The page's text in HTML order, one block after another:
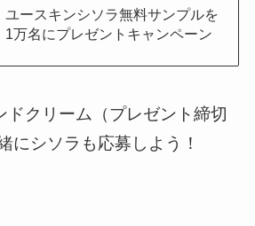
ユースキンシソラ無料サンプルを
1万名にプレゼントキャンペーン
ドクリーム（プレゼント締切
にシソラも応募しよう！